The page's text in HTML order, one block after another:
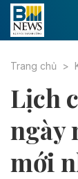
Trang chủ
Lịch
ngày
mới